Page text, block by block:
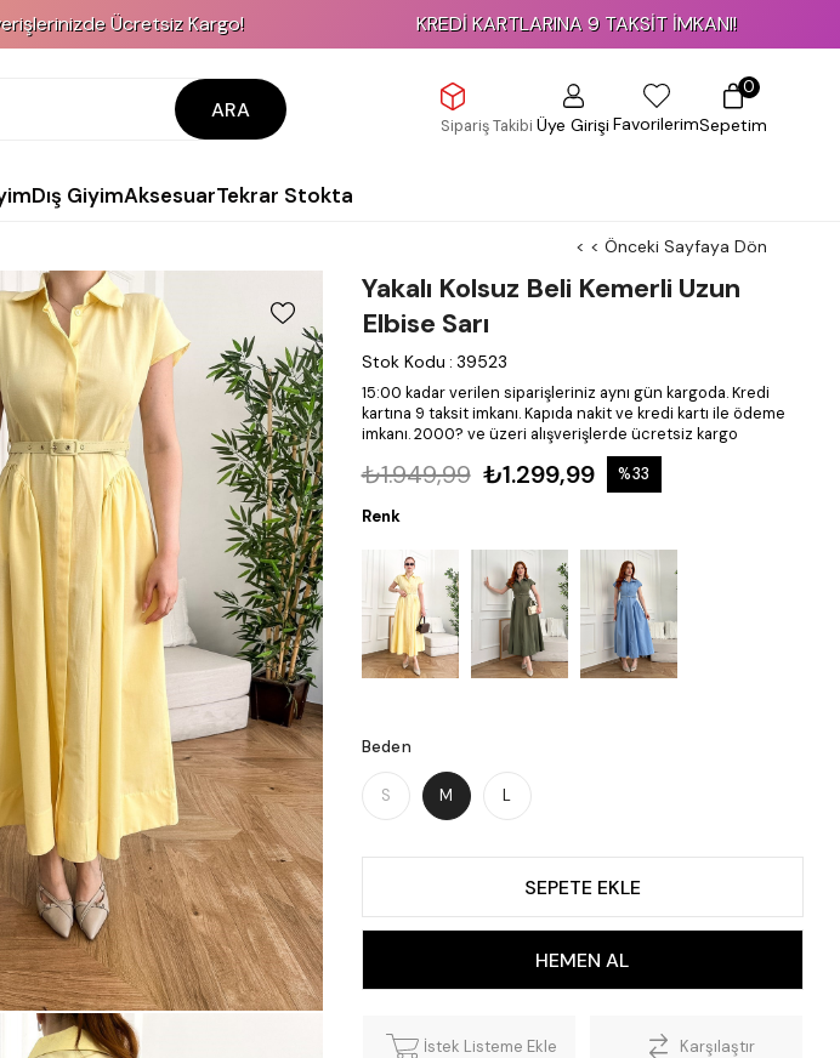
Ücretsiz Kargo! KREDİ KARTLARINA 9 TAKSİT İMKANI!
ARA
Sipariş Takibi Üye GirişiFavorilerimSepetim
0
Dış GiyimAksesuarTekrar Stokta
< < Önceki Sayfaya Dön
Yakalı Kolsuz Beli Kemerli Uzun
Elbise Sarı
Stok Kodu : 39523
15:00 kadar verilen siparişleriniz aynı gün kargoda. Kredi
kartına 9 taksit imkanı. Kapıda nakit ve kredi kartı ile ödeme
imkanı. 2000? ve üzeri alışverişlerde ücretsiz kargo
₺1.949,99 ₺1.299,99 %33
Renk
Beden
S M L
İstek Listeme Ekle Karşılaştır